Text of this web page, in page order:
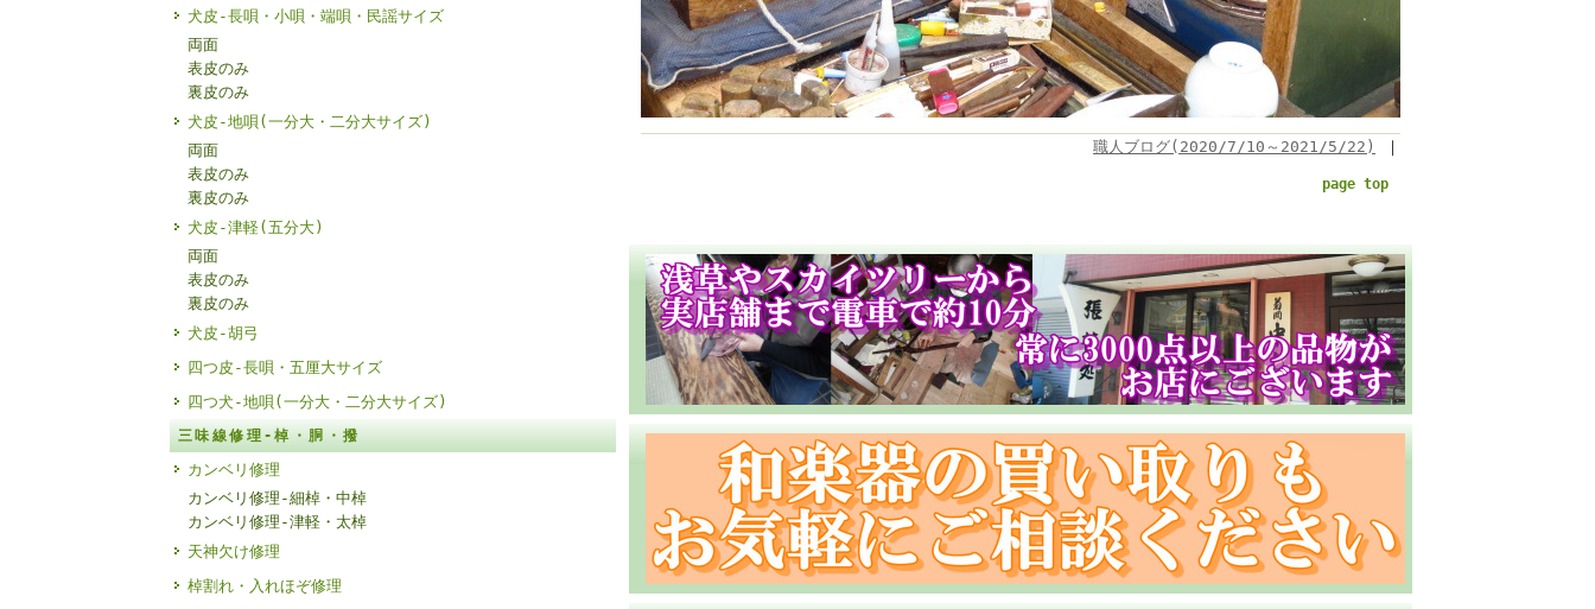
犬皮-長唄・小唄・端唄・民謡サイズ
両面
表皮のみ
裏皮のみ
犬皮-地唄(一分大・二分大サイズ)
両面
表皮のみ
裏皮のみ
犬皮-津軽(五分大)
両面
表皮のみ
裏皮のみ
犬皮-胡弓
四つ皮-長唄・五厘大サイズ
四つ犬-地唄(一分大・二分大サイズ)
三味線修理-棹・胴・撥
カンベリ修理
カンベリ修理-細棹・中棹
カンベリ修理-津軽・太棹
天神欠け修理
棹割れ・入れほぞ修理
職人ブログ(2020/7/10～2021/5/22) ｜
page top